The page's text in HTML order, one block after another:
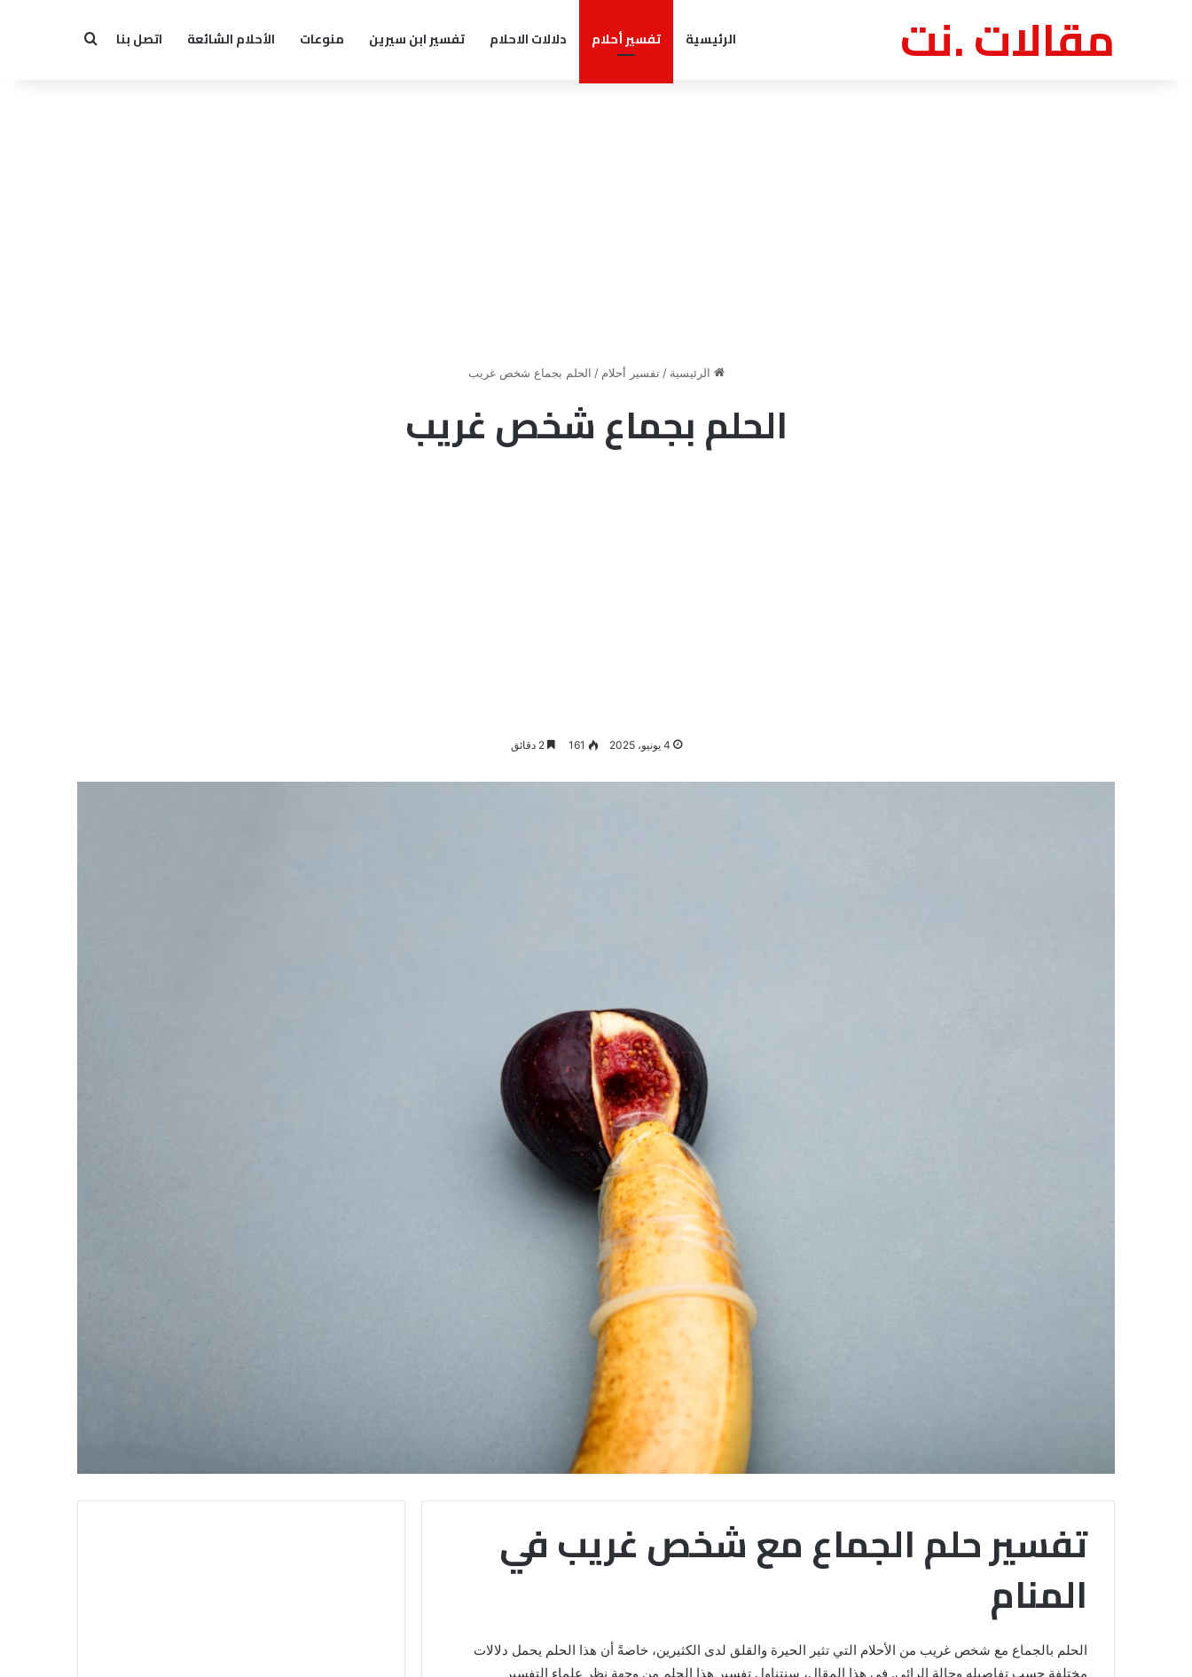
مقالات .نت الرئيسية تفسير أحلام دلالات الاحلام تفسير ابن سيرين منوعات الأحلام الشائعة اتصل بنا بحث عن
الرئيسية / تفسير أحلام / الحلم بجماع شخص غريب
الحلم بجماع شخص غريب
4 يونيو، 2025 161 2 دقائق
تفسير حلم الجماع مع شخص غريب في
المنام
الحلم بالجماع مع شخص غريب من الأحلام التي تثير الحيرة والقلق لدى الكثيرين، خاصةً أن هذا الحلم يحمل دلالات
مختلفة حسب تفاصيله وحالة الرائي. في هذا المقال، سنتناول تفسير هذا الحلم من وجهة نظر علماء التفسير